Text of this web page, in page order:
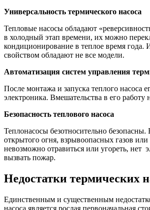
Универсальность термического насоса
Тепловые насосы обладают
в холодный этап времени, их можно
кондиционирование в теплое время года.
свойством обладают не все модели.
Автоматизация систем управления
После монтажа и запуска теплого насоса
электроника. Вмешательства в его работу
Безопасность теплового насоса
Теплонасосы безотносительно
открытого огня, взрывоопасных газов или
невозможно отравиться или угореть, нет
вызвать пожар.
Недостатки термических
Единственным и существенным
насоса является рослая первоначальная